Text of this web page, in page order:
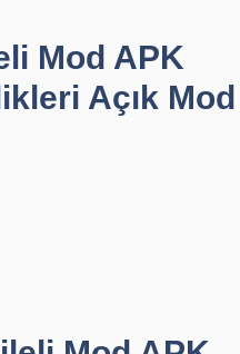
Mod APK
Açık Mod